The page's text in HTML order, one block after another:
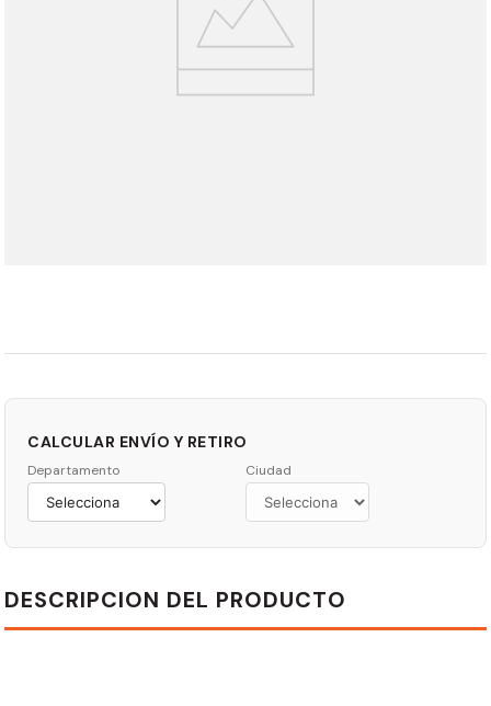
CALCULAR ENVÍO Y RETIRO
Departamento Ciudad
DESCRIPCION DEL PRODUCTO